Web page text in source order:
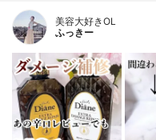
美容大好きOL
ふっきー